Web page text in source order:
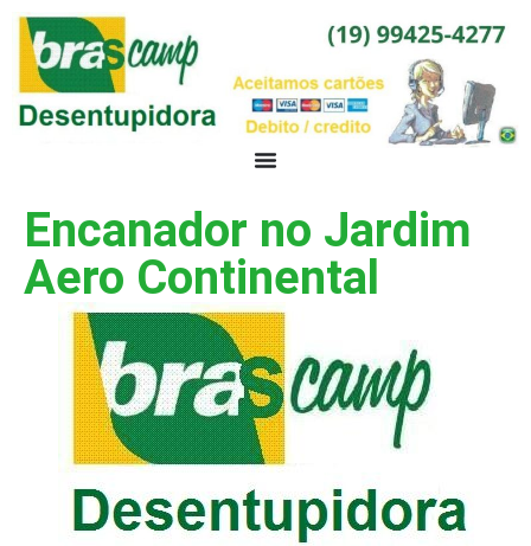
Encanador no Jardim
Aero Continental